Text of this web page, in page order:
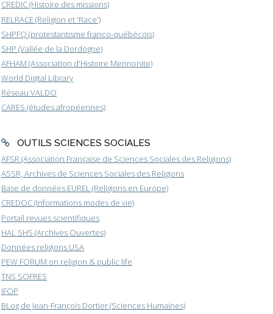
CREDIC (Histoire des missions)
RELRACE (Religion et 'Race')
SHPFQ (protestantisme franco-québécois)
SHP (Vallée de la Dordogne)
AFHAM (Association d'Histoire Mennonite)
World Digital Library
Réseau VALDO
CARES (études afropéennes)
OUTILS SCIENCES SOCIALES
AFSR (Association Française de Sciences Sociales des Religions)
ASSR, Archives de Sciences Sociales des Religions
Base de données EUREL (Religions en Europe)
CREDOC (Informations modes de vie)
Portail revues scientifiques
HAL SHS (Archives Ouvertes)
Données religions USA
PEW FORUM on religion & public life
TNS SOFRES
IFOP
BLog de Jean-François Dortier (Sciences Humaines)